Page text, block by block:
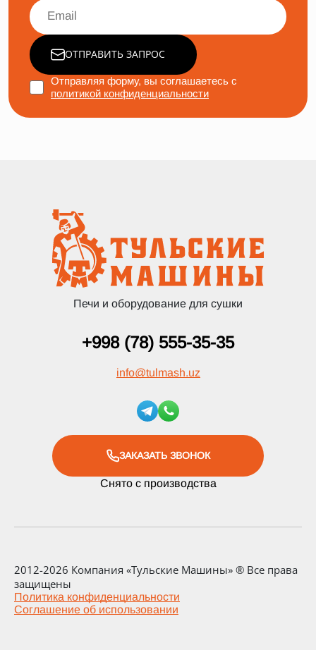
ОТПРАВИТЬ ЗАПРОС
Отправляя форму, вы соглашаетесь с
политикой конфиденциальности
Печи и оборудование для сушки
+998 (78) 555-35-35
info@tulmash.uz
ЗАКАЗАТЬ ЗВОНОК
Снято с производства
2012-2026 Компания «Тульские Машины» ® Все права
защищены
Политика конфиденциальности
Соглашение об использовании